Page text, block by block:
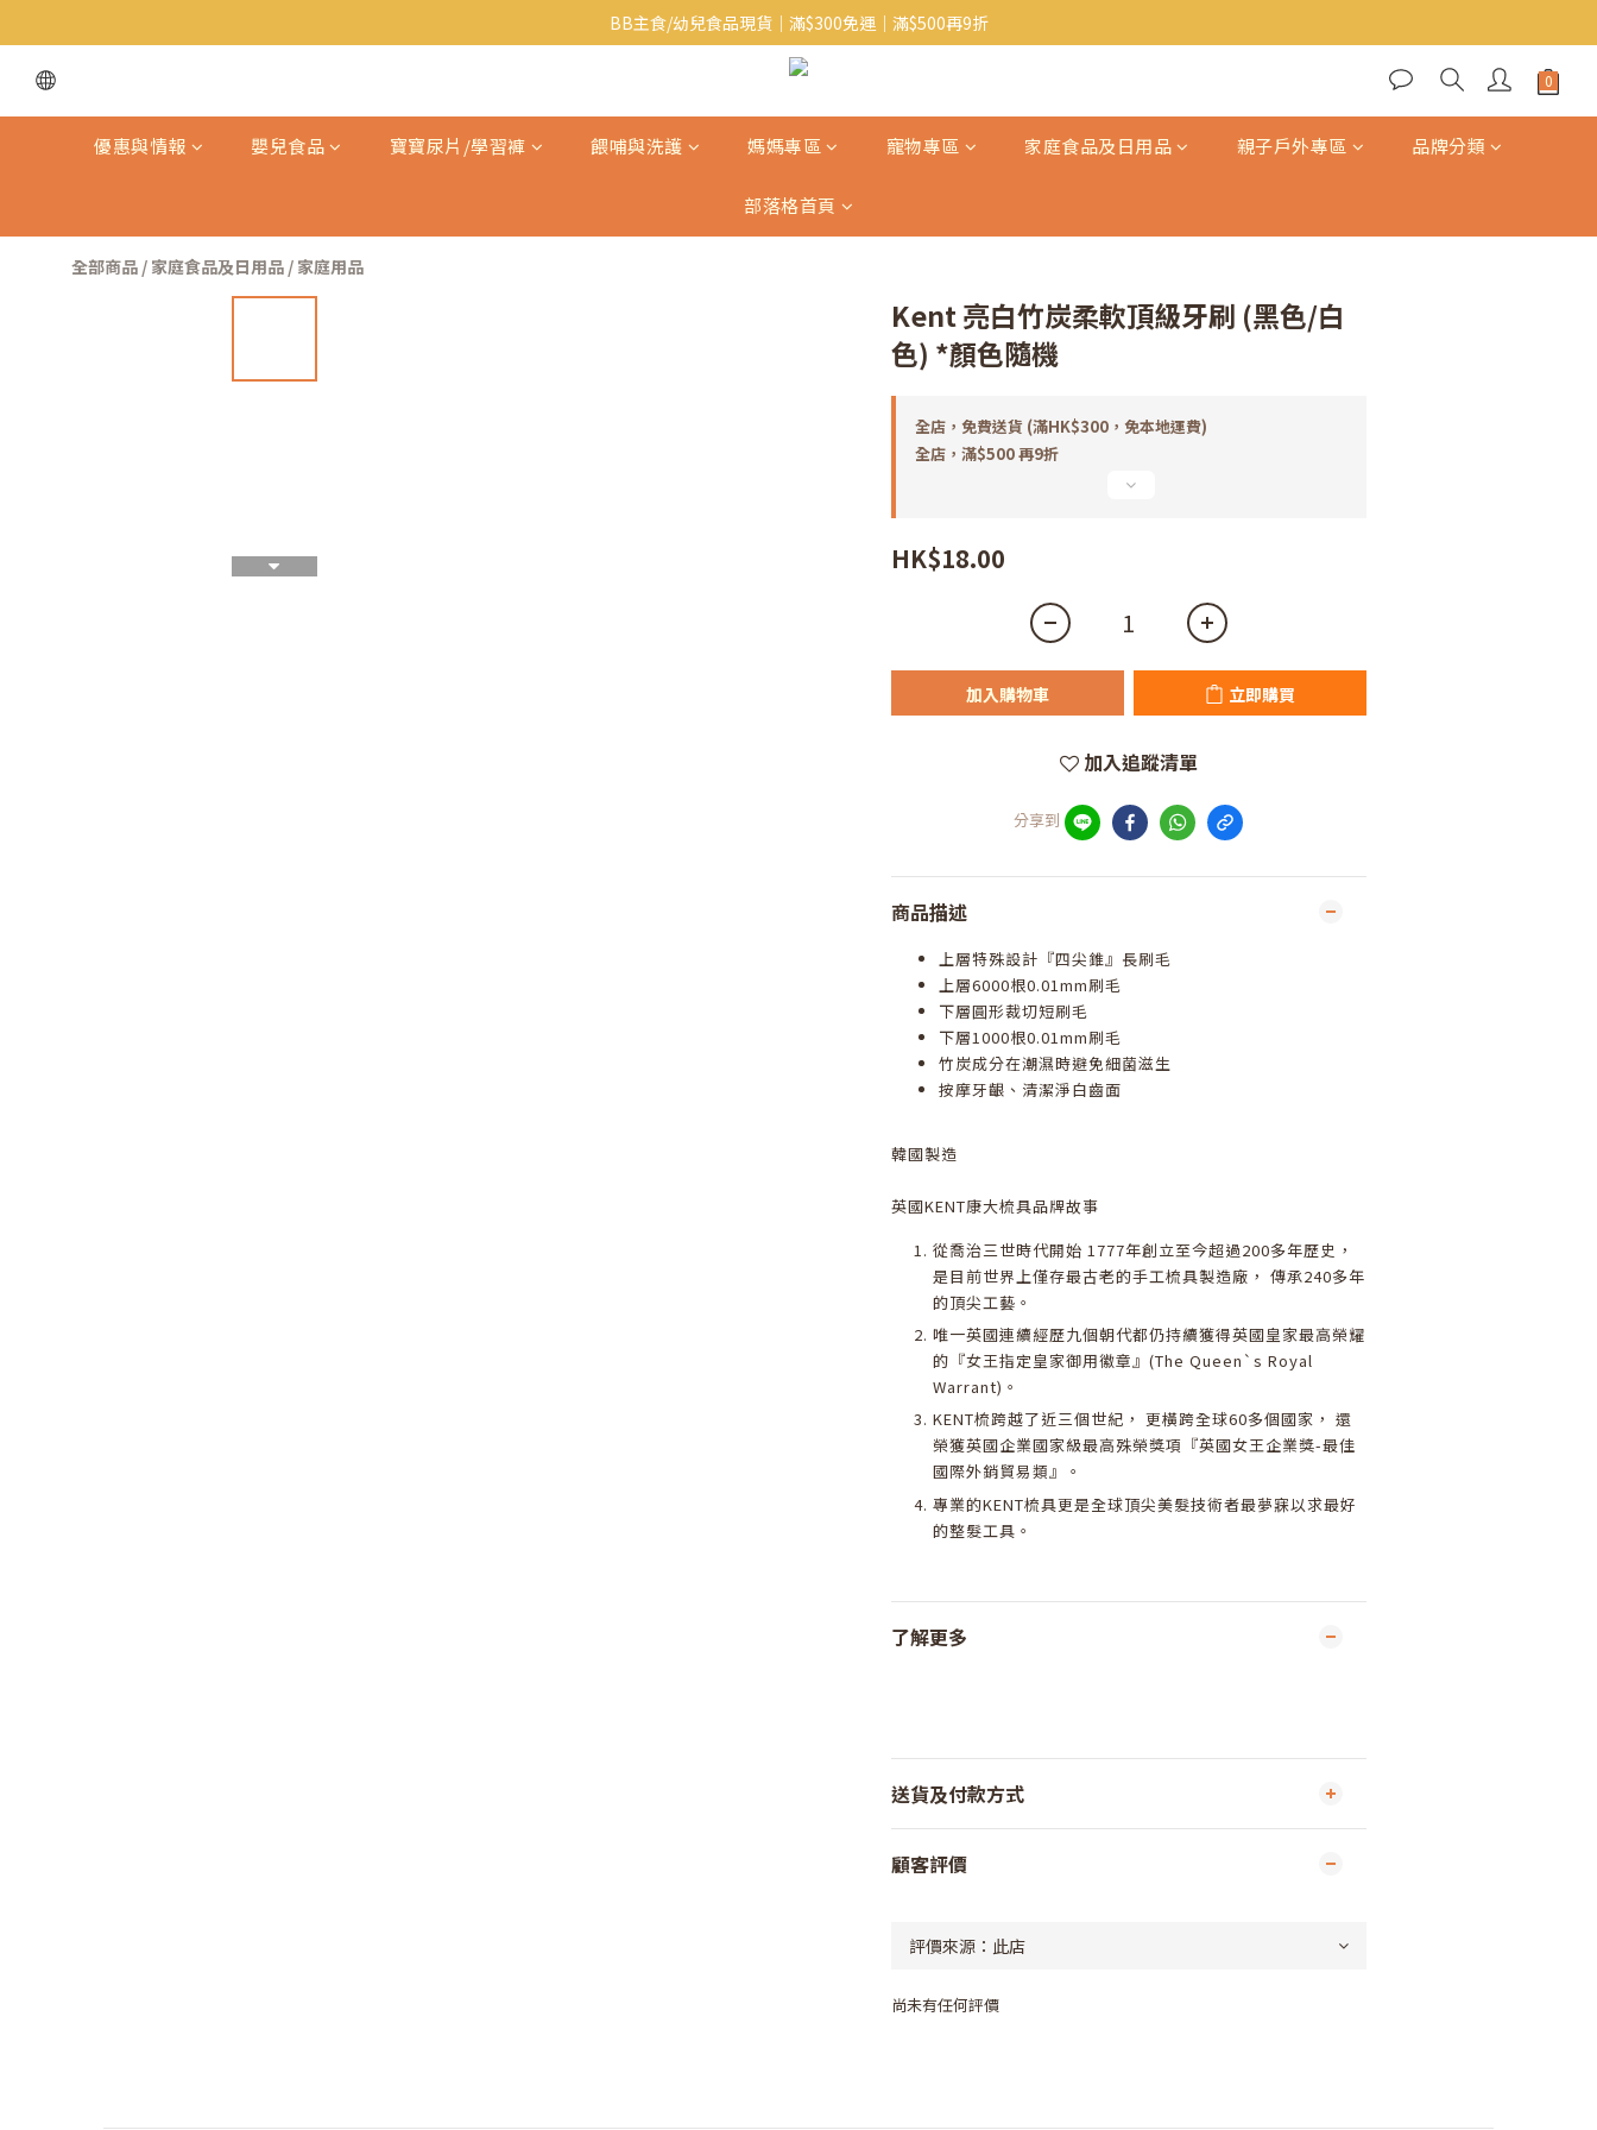
Baby J 有機蝴蝶麵番貨啦~!
BB主食/幼兒食品現貨｜滿$300免運｜滿$500再9折
大人氣!RICO濕紙巾補貨啦~
Baby J 有機蝴蝶麵番貨啦~!
優惠與情報 嬰兒食品 寶寶尿片/學習褲 餵哺與洗護 媽媽專區 寵物專區 家庭食品及日用品 親子戶外專區 品牌分類
部落格首頁
全部商品 / 家庭食品及日用品 / 家庭用品
Kent 亮白竹炭柔軟頂級牙刷 (黑色/白
色) *顏色隨機
全店，免費送貨 (滿HK$300，免本地運費)
全店，滿$500 再9折
HK$18.00
加入購物車 立即購買
加入追蹤清單
分享到
商品描述
上層特殊設計『四尖錐』長刷毛
上層6000根0.01mm刷毛
下層圓形裁切短刷毛
下層1000根0.01mm刷毛
竹炭成分在潮濕時避免細菌滋生
按摩牙齦、清潔淨白齒面
韓國製造
英國KENT康大梳具品牌故事
從喬治三世時代開始 1777年創立至今超過200多年歷史，
是目前世界上僅存最古老的手工梳具製造廠， 傳承240多年
的頂尖工藝。
唯一英國連續經歷九個朝代都仍持續獲得英國皇家最高榮耀
的『女王指定皇家御用徽章』(The Queen`s Royal
Warrant)。
KENT梳跨越了近三個世紀， 更橫跨全球60多個國家， 還
榮獲英國企業國家級最高殊榮獎項『英國女王企業獎-最佳
國際外銷貿易類』。
專業的KENT梳具更是全球頂尖美髮技術者最夢寐以求最好
的整髮工具。
了解更多
送貨及付款方式
顧客評價
尚未有任何評價
立即購買